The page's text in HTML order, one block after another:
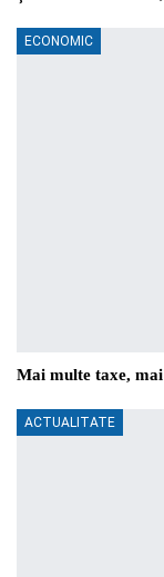
ECONOMIC
Mai multe taxe,
ACTUALITATE